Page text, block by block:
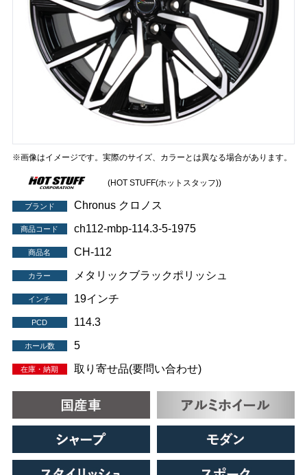
※画像はイメージです。実際のサイズ、カラーとは異なる場合があります。
(HOT STUFF(ホットスタッフ))
ブランド Chronus クロノス
商品コード ch112-mbp-114.3-5-1975
商品名 CH-112
カラー メタリックブラックポリッシュ
インチ 19インチ
PCD 114.3
ホール数 5
在庫・納期 取り寄せ品(要問い合わせ)